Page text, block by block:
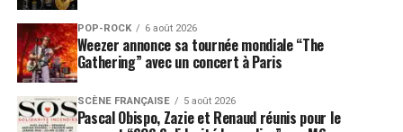
POP-ROCK 6 août 2026
Weezer annonce sa tournée mondiale “The
Gathering” avec un concert à Paris
SCÈNE FRANÇAISE 5 août 2026
Pascal Obispo, Zazie et Renaud réunis pour le